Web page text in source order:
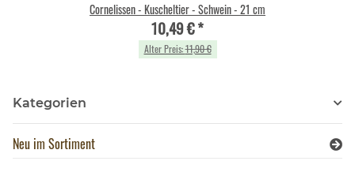
Cornelissen - Kuscheltier - Schwein - 21 cm
10,49 €*
Alter Preis:11,90 €
Kategorien
Neu im Sortiment